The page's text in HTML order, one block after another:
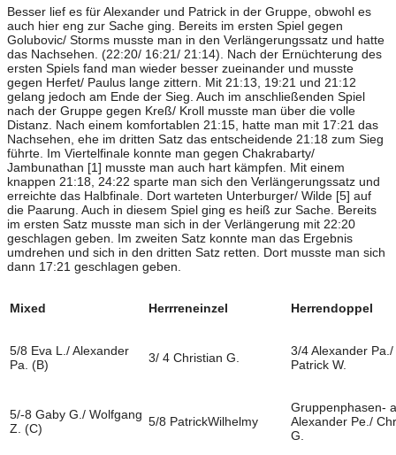
Besser lief es für Alexander und Patrick in der Gruppe, obwohl es
auch hier eng zur Sache ging. Bereits im ersten Spiel gegen
Golubovic/ Storms musste man in den Verlängerungssatz und hatte
das Nachsehen. (22:20/ 16:21/ 21:14). Nach der Ernüchterung des
ersten Spiels fand man wieder besser zueinander und musste
gegen Herfet/ Paulus lange zittern. Mit 21:13, 19:21 und 21:12
gelang jedoch am Ende der Sieg. Auch im anschließenden Spiel
nach der Gruppe gegen Kreß/ Kroll musste man über die volle
Distanz. Nach einem komfortablen 21:15, hatte man mit 17:21 das
Nachsehen, ehe im dritten Satz das entscheidende 21:18 zum Sieg
führte. Im Viertelfinale konnte man gegen Chakrabarty/
Jambunathan [1] musste man auch hart kämpfen. Mit einem
knappen 21:18, 24:22 sparte man sich den Verlängerungssatz und
erreichte das Halbfinale. Dort warteten Unterburger/ Wilde [5] auf
die Paarung. Auch in diesem Spiel ging es heiß zur Sache. Bereits
im ersten Satz musste man sich in der Verlängerung mit 22:20
geschlagen geben. Im zweiten Satz konnte man das Ergebnis
umdrehen und sich in den dritten Satz retten. Dort musste man sich
dann 17:21 geschlagen geben.
Mixed Herrreneinzel Herrendoppel
5/8 Eva L./ Alexander
Pa. (B)
3/ 4 Christian G.
3/4 Alexander Pa./
Patrick W.
5/-8 Gaby G./ Wolfgang
Z. (C)
5/8 PatrickWilhelmy
Gruppenphasen-
Alexander Pe./
G.